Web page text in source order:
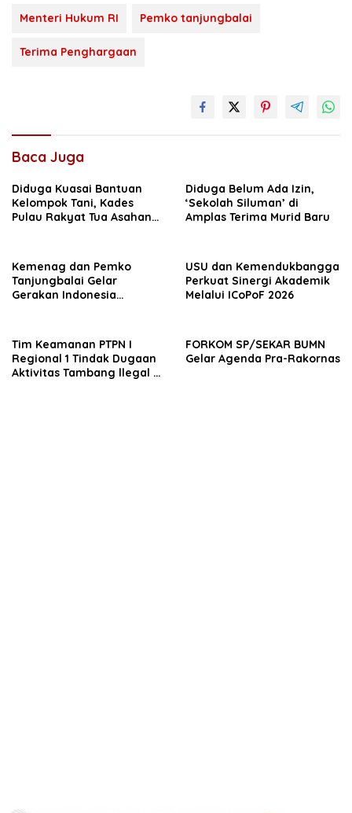
Menteri Hukum RI Pemko tanjungbalai
Terima Penghargaan
Baca Juga
Diduga Kuasai Bantuan
Kelompok Tani, Kades
Pulau Rakyat Tua Asahan
Diduga Belum Ada Izin,
‘Sekolah Siluman’ di
Amplas Terima Murid Baru
Kemenag dan Pemko
Tanjungbalai Gelar
Gerakan Indonesia
USU dan Kemendukbangga
Perkuat Sinergi Akademik
Melalui ICoPoF 2026
Tim Keamanan PTPN I
Regional 1 Tindak Dugaan
Aktivitas Tambang llegal di
FORKOM SP/SEKAR BUMN
Gelar Agenda Pra-Rakornas